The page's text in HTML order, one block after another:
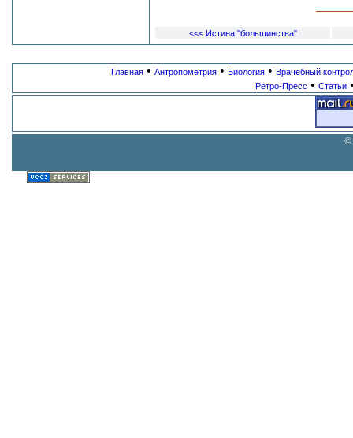
<<< Истина "большинства"
Главная • Антропометрия • Биология • Врачебный
Ретро-Пресс • Статьи
©